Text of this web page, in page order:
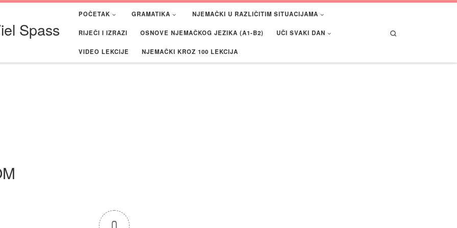
Spass
POČETAK GRAMATIKA NJEMAČKI U RAZLIČITIM SITUACIJAMA
RIJEČI I IZRAZI OSNOVE NJEMAČKOG JEZIKA (A1-B2) UČI SVAKI DAN
VIDEO LEKCIJE NJEMAČKI KROZ 100 LEKCIJA